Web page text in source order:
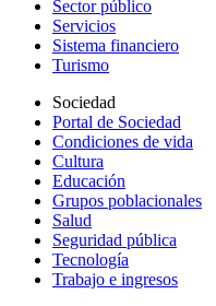
Sector público
Servicios
Sistema financiero
Turismo
Sociedad
Portal de Sociedad
Condiciones de vida
Cultura
Educación
Grupos poblacionales
Salud
Seguridad pública
Tecnología
Trabajo e ingresos